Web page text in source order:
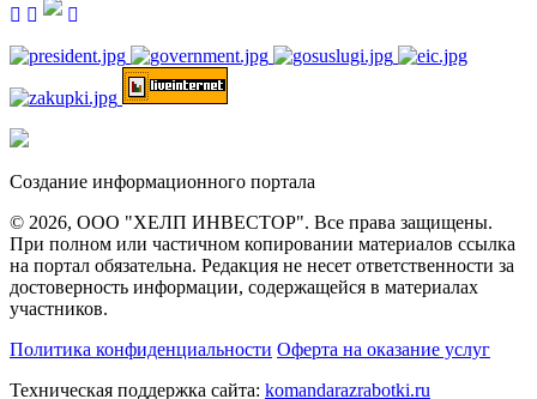
Создание информационного портала
© 2026, ООО "ХЕЛП ИНВЕСТОР". Все права защищены.
При полном или частичном копировании материалов ссылка
на портал обязательна. Редакция не несет ответственности за
достоверность информации, содержащейся в материалах
участников.
Политика конфиденциальности Оферта на оказание услуг
Техническая поддержка сайта: komandarazrabotki.ru